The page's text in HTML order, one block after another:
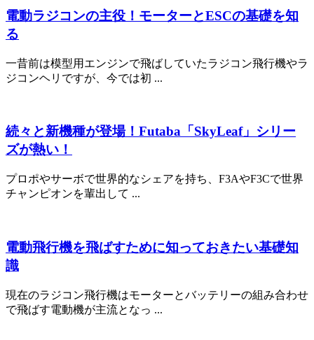
電動ラジコンの主役！モーターとESCの基礎を知
る
一昔前は模型用エンジンで飛ばしていたラジコン飛行機やラ
ジコンヘリですが、今では初 ...
続々と新機種が登場！Futaba「SkyLeaf」シリー
ズが熱い！
プロポやサーボで世界的なシェアを持ち、F3AやF3Cで世界
チャンピオンを輩出して ...
電動飛行機を飛ばすために知っておきたい基礎知
識
現在のラジコン飛行機はモーターとバッテリーの組み合わせ
で飛ばす電動機が主流となっ ...